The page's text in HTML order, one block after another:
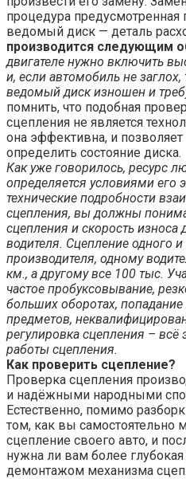
процедура предусмотренная
ведомый диск — деталь
производится следующим
двигателе нужно включить
и, если автомобиль не заглох,
ведомый диск изношен и
помнить, что подобная
сцепления не является
она эффективна, и
определить состояние диска.
Как уже говорилось, ресурс
определяется условиями его
технические подробности
сцепления, вы должны
сцепления и скорость износа
водителя. Сцепление одного и
производителя, одному
км., а другому все 100 тыс.
частое пробуксовывание,
больших оборотах,
предметов,
регулировка сцепления – всё
работы сцепления.
Как проверить сцепление?
Проверка сцепления
и надёжными народными
Естественно, помимо
том, как вы самостоятельно
сцепление своего авто, и
нужна ли вам более глубокая
демонтажом механизма